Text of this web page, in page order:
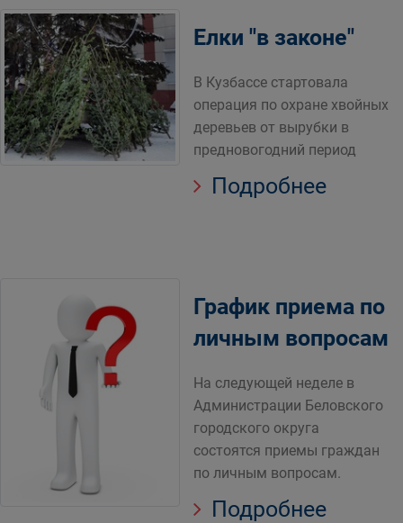
Елки "в законе"
В Кузбассе стартовала
операция по охране хвойных
деревьев от вырубки в
предновогодний период
Подробнее
График приема по
личным вопросам
На следующей неделе в
Администрации Беловского
городского округа
состоятся приемы граждан
по личным вопросам.
Подробнее